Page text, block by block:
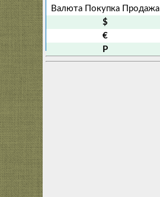
Валюта Покупка
Продажа
$
€
P